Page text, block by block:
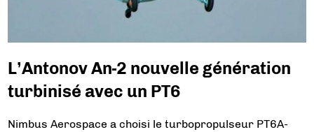
L’Antonov An-2 nouvelle génération
turbinisé avec un PT6
Nimbus Aerospace a choisi le turbopropulseur PT6A-